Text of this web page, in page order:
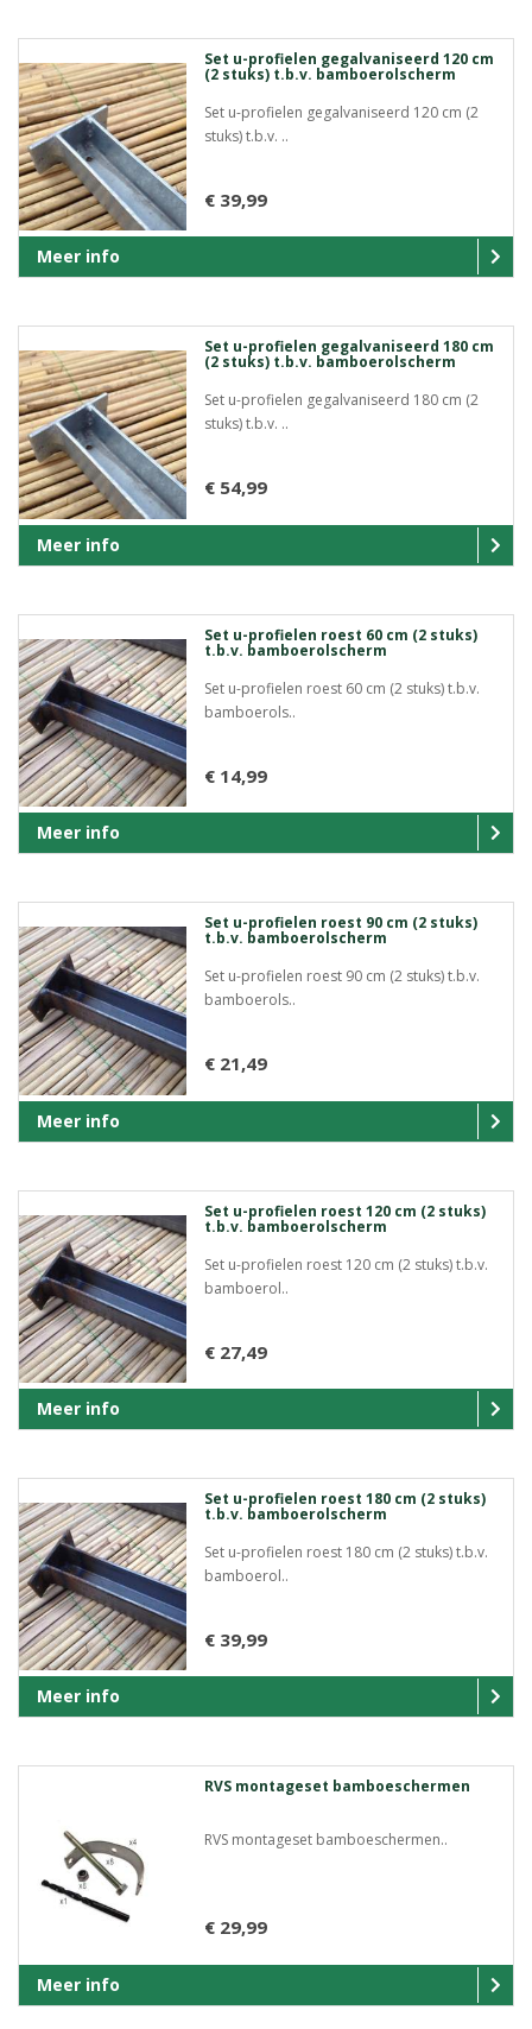
Set u-profielen gegalvaniseerd 120 cm
(2 stuks) t.b.v. bamboerolscherm
Set u-profielen gegalvaniseerd 120 cm (2
stuks) t.b.v. ..
€ 39,99
Meer info
Set u-profielen gegalvaniseerd 180 cm
(2 stuks) t.b.v. bamboerolscherm
Set u-profielen gegalvaniseerd 180 cm (2
stuks) t.b.v. ..
€ 54,99
Meer info
Set u-profielen roest 60 cm (2 stuks)
t.b.v. bamboerolscherm
Set u-profielen roest 60 cm (2 stuks) t.b.v.
bamboerols..
€ 14,99
Meer info
Set u-profielen roest 90 cm (2 stuks)
t.b.v. bamboerolscherm
Set u-profielen roest 90 cm (2 stuks) t.b.v.
bamboerols..
€ 21,49
Meer info
Set u-profielen roest 120 cm (2 stuks)
t.b.v. bamboerolscherm
Set u-profielen roest 120 cm (2 stuks) t.b.v.
bamboerol..
€ 27,49
Meer info
Set u-profielen roest 180 cm (2 stuks)
t.b.v. bamboerolscherm
Set u-profielen roest 180 cm (2 stuks) t.b.v.
bamboerol..
€ 39,99
Meer info
RVS montageset bamboeschermen
RVS montageset bamboeschermen..
€ 29,99
Meer info